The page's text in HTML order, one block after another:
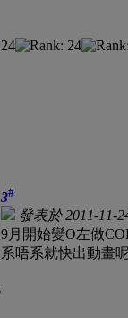
3#
發表於 2011-11-
9月開始變O左做
系唔系就快出動畫